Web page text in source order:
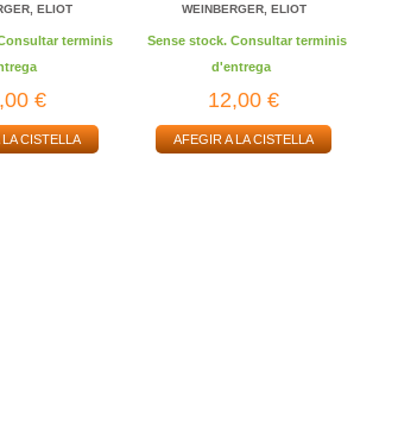
ELIOT
terminis
€
CISTELLA
WEINBERGER, ELIOT
Sense stock. Consultar terminis
d'entrega
12,00 €
AFEGIR A LA CISTELLA